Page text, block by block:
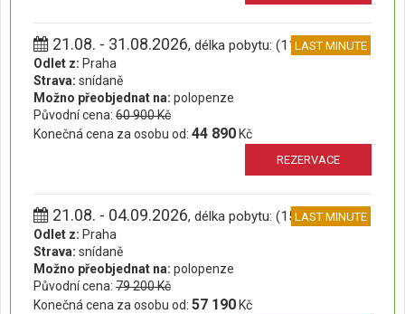
21.08. - 31.08.2026, délka pobytu: (11 dní)LAST MINUTE
Odlet z: Praha
Strava: snídaně
Možno přeobjednat na: polopenze
Původní cena: 60 900 Kč
Konečná cena za osobu od: 44 890 Kč
REZERVACE
21.08. - 04.09.2026, délka pobytu: (15 dní)LAST MINUTE
Odlet z: Praha
Strava: snídaně
Možno přeobjednat na: polopenze
Původní cena: 79 200 Kč
Konečná cena za osobu od: 57 190 Kč